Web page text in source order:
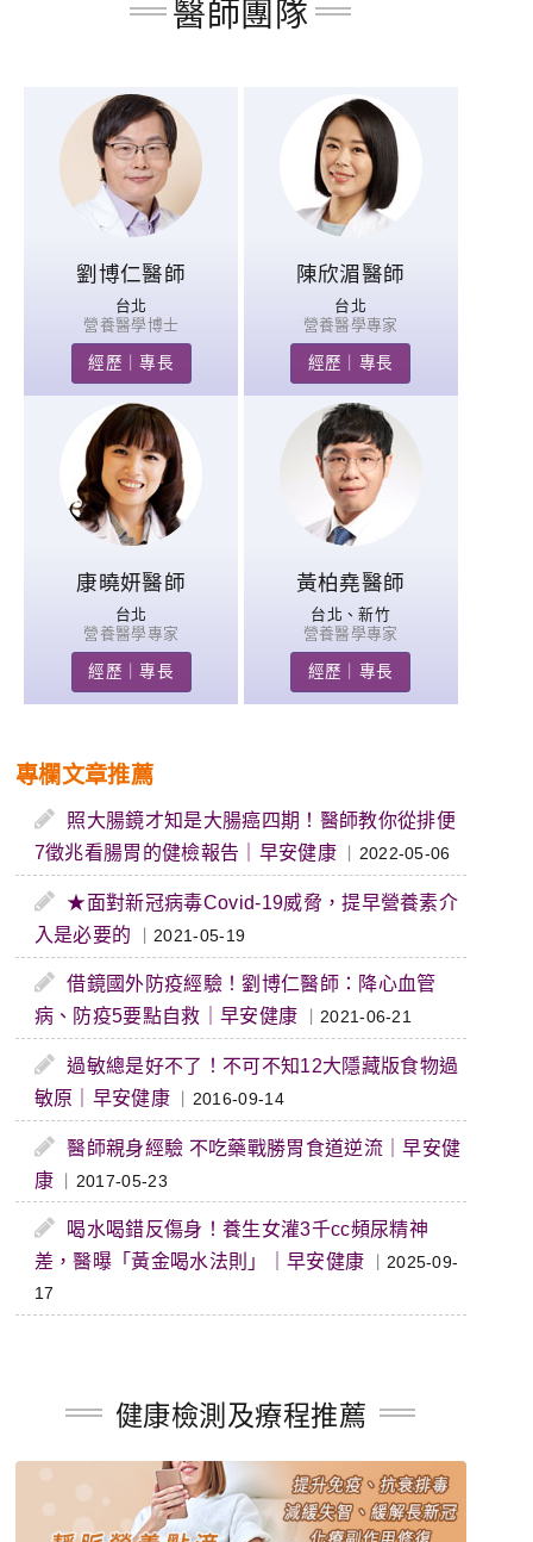
醫師團隊
劉博仁醫師
台北
營養醫學博士
經歷｜專長
陳欣湄醫師
台北
營養醫學專家
經歷｜專長
康曉妍醫師
台北
營養醫學專家
經歷｜專長
黃柏堯醫師
台北、新竹
營養醫學專家
經歷｜專長
專欄文章推薦
照大腸鏡才知是大腸癌四期！醫師教你從排便
7徵兆看腸胃的健檢報告｜早安健康
｜2022-05-06
★面對新冠病毒Covid-19威脅，提早營養素介
入是必要的
｜2021-05-19
借鏡國外防疫經驗！劉博仁醫師：降心血管
病、防疫5要點自救｜早安健康
｜2021-06-21
過敏總是好不了！不可不知12大隱藏版食物過
敏原｜早安健康
｜2016-09-14
醫師親身經驗 不吃藥戰勝胃食道逆流｜早安健
康
｜2017-05-23
喝水喝錯反傷身！養生女灌3千cc頻尿精神
差，醫曝「黃金喝水法則」｜早安健康
｜2025-09-
17
健康檢測及療程推薦